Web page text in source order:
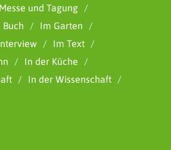
und Tagung
Buch
Im Garten
Im Text
In der Küche
In der Wissenschaft